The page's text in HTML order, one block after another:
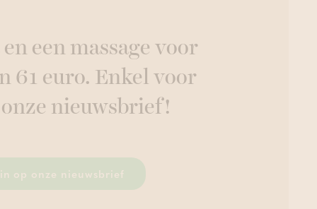
een massage voor
61 euro. Enkel voor
nieuwsbrief!
op onze nieuwsbrief